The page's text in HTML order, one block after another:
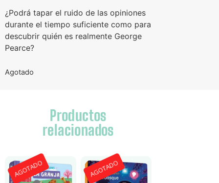
¿Podrá tapar el ruido de las opiniones
durante el tiempo suficiente como para
descubrir quién es realmente George
Pearce?
Agotado
Productos
relacionados
AGOTADO AGOTADO